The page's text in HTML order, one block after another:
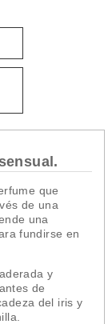
que
de una
una
fundirse en
y
de
del iris y